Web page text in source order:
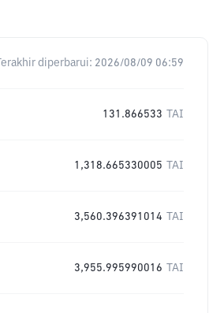
Terakhir diperbarui: 2026/08/09 06:59
131.866533 TAI
1,318.665330005 TAI
3,560.396391014 TAI
3,955.995990016 TAI